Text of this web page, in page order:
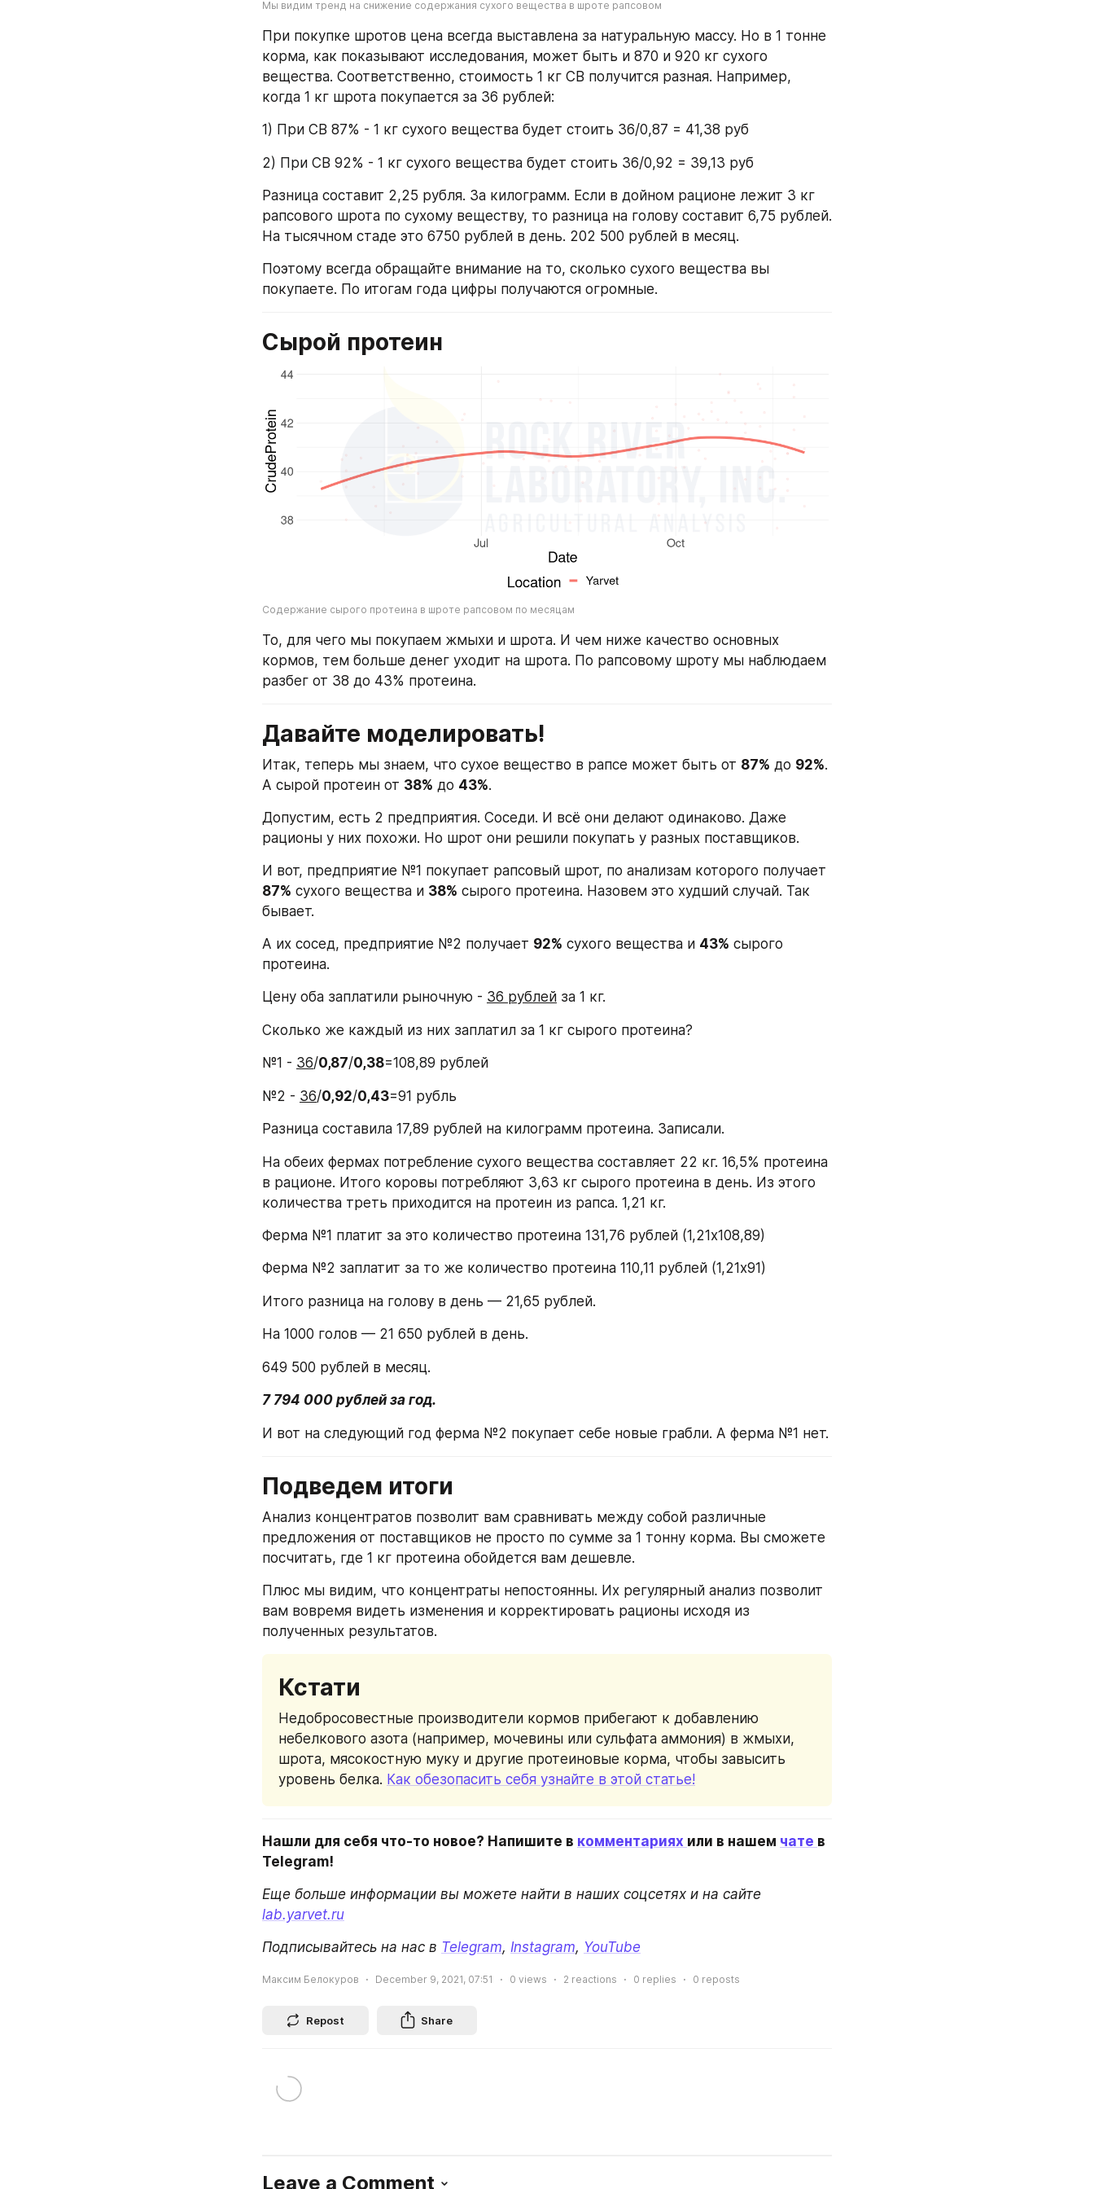
Мы видим тренд на снижение содержания сухого вещества в шроте рапсовом
При покупке шротов цена всегда выставлена за натуральную массу. Но в 1 тонне
корма, как показывают исследования, может быть и 870 и 920 кг сухого
вещества. Соответственно, стоимость 1 кг СВ получится разная. Например,
когда 1 кг шрота покупается за 36 рублей:
1) При СВ 87% - 1 кг сухого вещества будет стоить 36/0,87 = 41,38 руб
2) При СВ 92% - 1 кг сухого вещества будет стоить 36/0,92 = 39,13 руб
Разница составит 2,25 рубля. За килограмм. Если в дойном рационе лежит 3 кг
рапсового шрота по сухому веществу, то разница на голову составит 6,75 рублей.
На тысячном стаде это 6750 рублей в день. 202 500 рублей в месяц.
Поэтому всегда обращайте внимание на то, сколько сухого вещества вы
покупаете. По итогам года цифры получаются огромные.
Сырой протеин
Содержание сырого протеина в шроте рапсовом по месяцам
То, для чего мы покупаем жмыхи и шрота. И чем ниже качество основных
кормов, тем больше денег уходит на шрота. По рапсовому шроту мы наблюдаем
разбег от 38 до 43% протеина.
Давайте моделировать!
Итак, теперь мы знаем, что сухое вещество в рапсе может быть от 87% до 92%.
А сырой протеин от 38% до 43%.
Допустим, есть 2 предприятия. Соседи. И всё они делают одинаково. Даже
рационы у них похожи. Но шрот они решили покупать у разных поставщиков.
87% сухого вещества и 38% сырого протеина. Назовем это худший случай. Так
бывает.
А их сосед, предприятие №2 получает 92% сухого вещества и 43% сырого
протеина.
Цену оба заплатили рыночную - 36 рублей за 1 кг.
Сколько же каждый из них заплатил за 1 кг сырого протеина?
№1 - 36/0,87/0,38=108,89 рублей
№2 - 36/0,92/0,43=91 рубль
Разница составила 17,89 рублей на килограмм протеина. Записали.
На обеих фермах потребление сухого вещества составляет 22 кг. 16,5% протеина
в рационе. Итого коровы потребляют 3,63 кг сырого протеина в день. Из этого
количества треть приходится на протеин из рапса. 1,21 кг.
Ферма №1 платит за это количество протеина 131,76 рублей (1,21х108,89)
Ферма №2 заплатит за то же количество протеина 110,11 рублей (1,21х91)
Итого разница на голову в день — 21,65 рублей.
На 1000 голов — 21 650 рублей в день.
649 500 рублей в месяц.
7 794 000 рублей за год.
Подведем итоги
Анализ концентратов позволит вам сравнивать между собой различные
предложения от поставщиков не просто по сумме за 1 тонну корма. Вы сможете
посчитать, где 1 кг протеина обойдется вам дешевле.
Плюс мы видим, что концентраты непостоянны. Их регулярный анализ позволит
вам вовремя видеть изменения и корректировать рационы исходя из
полученных результатов.
Кстати
Недобросовестные производители кормов прибегают к добавлению
небелкового азота (например, мочевины или сульфата аммония) в жмыхи,
шрота, мясокостную муку и другие протеиновые корма, чтобы завысить
уровень белка. Как обезопасить себя узнайте в этой статье!
Нашли для себя что-то новое? Напишите в комментариях или в нашем чате в
Telegram!
lab.yarvet.ru
Подписывайтесь на нас в Telegram, Instagram, YouTube
Максим Белокуров December 9, 2021, 07:51 0 views 2 reactions 0 replies 0 reposts
Repost Share
Leave a Comment